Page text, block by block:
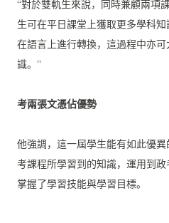
“對於雙軌生來說，同時兼顧兩項
生可在平日課堂上獲取更多學科知
在語言上進行轉換， 這過程中亦
識。”
考兩張文憑佔優勢
他強調，這一屆學生能有如此優異
考課程所學習到的知識，運用到政
掌握了學習技能與學習目標。